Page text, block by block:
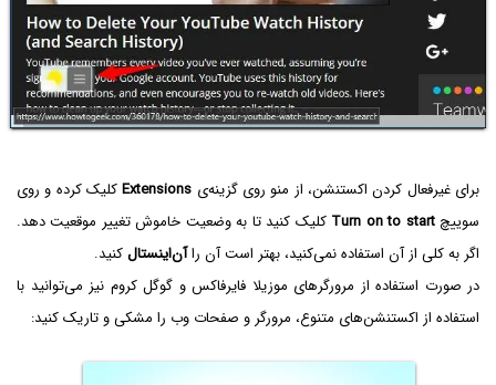
برای غیرفعال کردن اکستنشن، از منو روی گزینه‌ی Extensionsکلیک کرده و روی
سوییچTurn on to start کلیک کنید تا به وضعیت خاموش تغییر موقعیت دهد.
اگر به کلی از آن استفاده نمی‌کنید، بهتر است آن راآن‌اینستالکنید.
در صورت استفاده از مرورگرهای موزیلا فایرفاکس و گوگل کروم نیز می‌توانید با
استفاده از اکستنشن‌های متنوع، مرورگر و صفحات وب را مشکی و تاریک کنید: